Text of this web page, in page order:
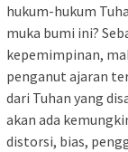
hukum-hukum
muka bumi ini?
kepemimpinan,
penganut ajaran
dari Tuhan yang
akan ada
distorsi, bias,